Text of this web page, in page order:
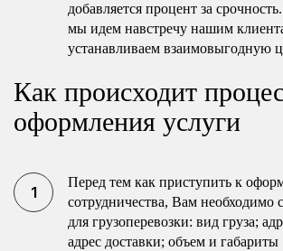
добавляется процент за
мы идем навстречу нашим
устанавливаем взаимовыгодную
Как происходит
оформления услуги
Перед тем как приступить к
сотрудничества, Вам необходимо
для грузоперевозки: вид груза;
адрес доставки; объем и габариты